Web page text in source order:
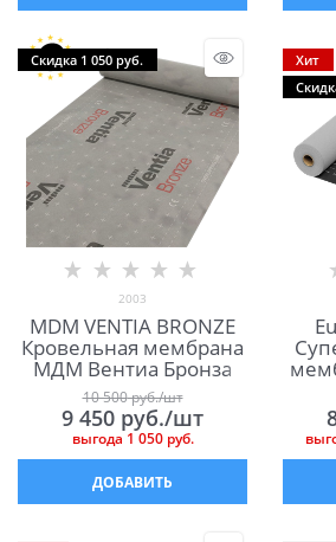
Скидка 1 050 руб.
2003
MDM VENTIA BRONZE
Кровельная мембрана
МДМ Вентиа Бронза
10 500 руб./шт
9 450 руб./шт
выгода 1 050 руб.
ДОБАВИТЬ
Хит
и